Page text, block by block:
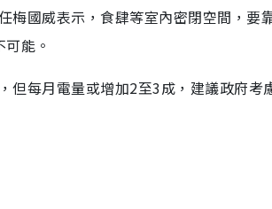
梅國威表示，食肆等室內密閉空間，要
能。
但每月電量或增加2至3成，建議政府考